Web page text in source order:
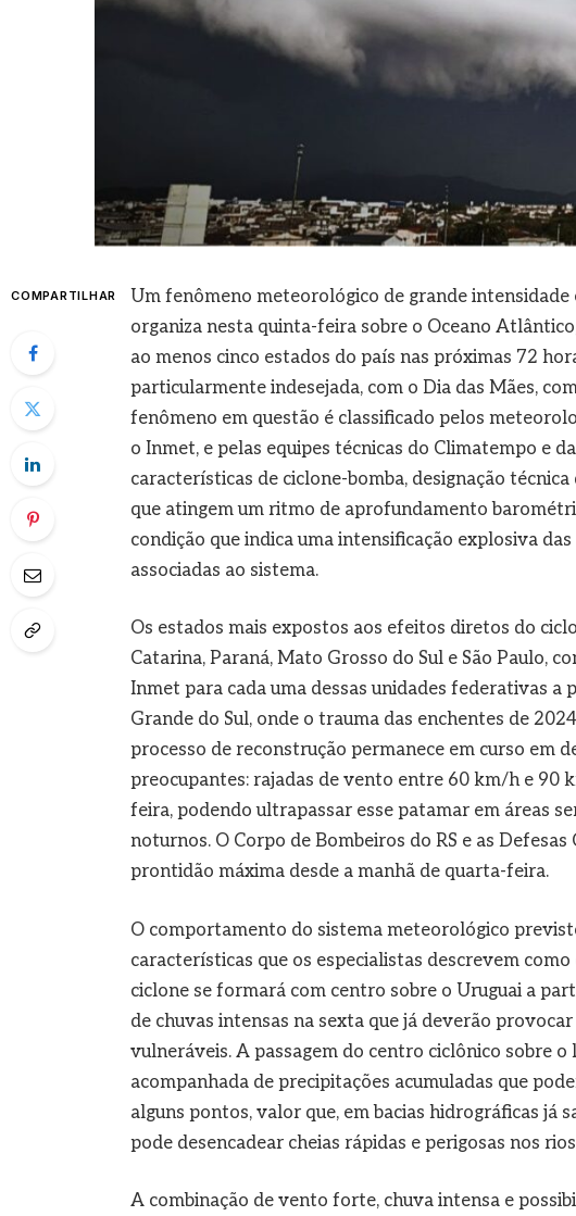
COMPARTILHAR
Um fenômeno meteorológico de grande
organiza nesta quinta-feira sobre o Oceano
ao menos cinco estados do país nas próximas 72
particularmente indesejada, com o Dia das Mães,
fenômeno em questão é classificado pelos
o Inmet, e pelas equipes técnicas do Climatempo e
características de ciclone-bomba, designação
que atingem um ritmo de aprofundamento
condição que indica uma intensificação explosiva
associadas ao sistema.
Os estados mais expostos aos efeitos diretos do
Catarina, Paraná, Mato Grosso do Sul e São Paulo,
Inmet para cada uma dessas unidades federativas
Grande do Sul, onde o trauma das enchentes de
processo de reconstrução permanece em curso em
preocupantes: rajadas de vento entre 60 km/h e 90
feira, podendo ultrapassar esse patamar em áreas
noturnos. O Corpo de Bombeiros do RS e as
prontidão máxima desde a manhã de quarta-feira.
O comportamento do sistema meteorológico
características que os especialistas descrevem
ciclone se formará com centro sobre o Uruguai a
de chuvas intensas na sexta que já deverão
vulneráveis. A passagem do centro ciclônico sobre
acompanhada de precipitações acumuladas que
alguns pontos, valor que, em bacias hidrográficas já
pode desencadear cheias rápidas e perigosas nos
A combinação de vento forte, chuva intensa e